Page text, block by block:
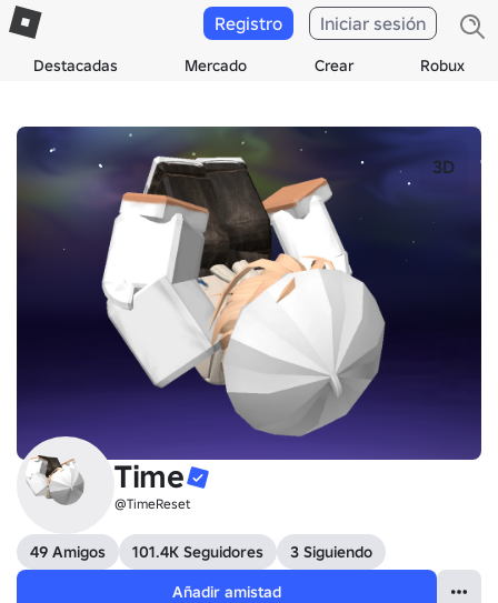
Destacadas Mercado Crear Robux
Registro Iniciar sesión
3D
Time
@TimeReset
49 Amigos 101.4K Seguidores
3 Siguiendo
Añadir amistad